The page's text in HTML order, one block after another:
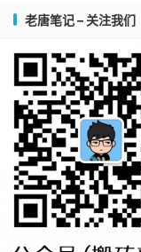
老唐笔记 – 关注我们